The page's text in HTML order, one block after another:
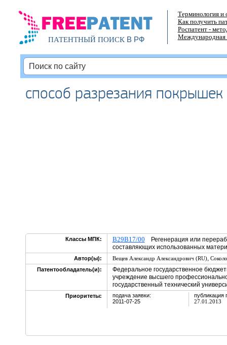
ПАТЕНТНЫЙ ПОИСКВ РФ
Терминология и
Как получить
Роспатент -
Международная
способ разрезания покрышек
Классы МПК: B29B17/00 Регенерация или
составляющих использованных
Автор(ы): Вещев Александр Александрович (RU),
Патентообладатель(и):
Федеральное государственное
учреждение высшего
государственный технический
Приоритеты:
подача заявки:
2011-07-25
публикация
27.01.2013